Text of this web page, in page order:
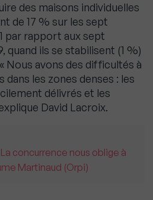
des maisons individuelles
de 17 % sur les sept
par rapport aux sept
quand ils se stabilisent (1 %)
Nous avons des difficultés à
les zones denses : les
délivrés et les
David Lacroix.
concurrence nous oblige à
Martinaud (Orpi)